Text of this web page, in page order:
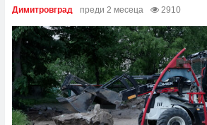
Димитровград преди 2 месеца 2910